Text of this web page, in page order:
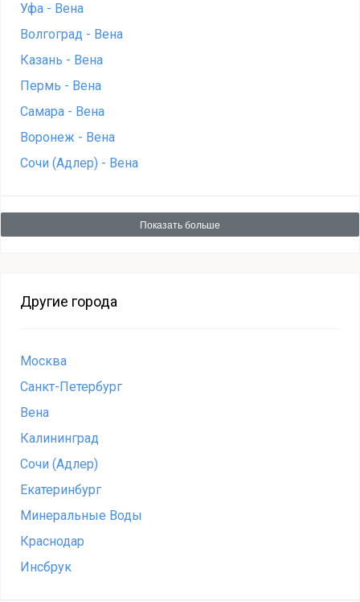
Уфа - Вена
Волгоград - Вена
Казань - Вена
Пермь - Вена
Самара - Вена
Воронеж - Вена
Сочи (Адлер) - Вена
Показать больше
Другие города
Москва
Санкт-Петербург
Вена
Калининград
Сочи (Адлер)
Екатеринбург
Минеральные Воды
Краснодар
Инсбрук